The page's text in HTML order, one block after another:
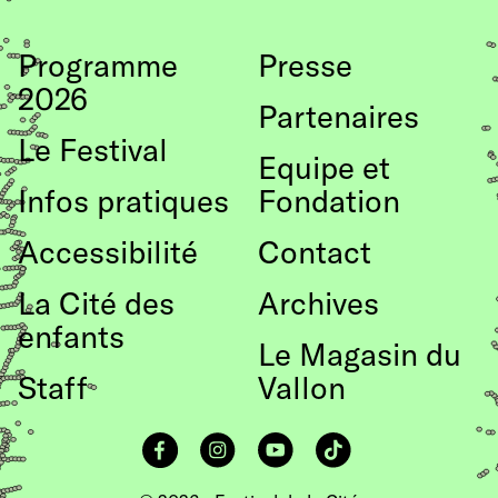
TeughausKultur Brig
Kunst und Kulturhaus VISAVIS Berne
Programme
2026
Le Festival
Infos pratiques
Accessibilité
La Cité des
enfants
Staff
Presse
Partenaires
Equipe et
Fondation
Contact
Archives
Le Magasin du
Vallon
FacebookInstagramYouTubeTikTok